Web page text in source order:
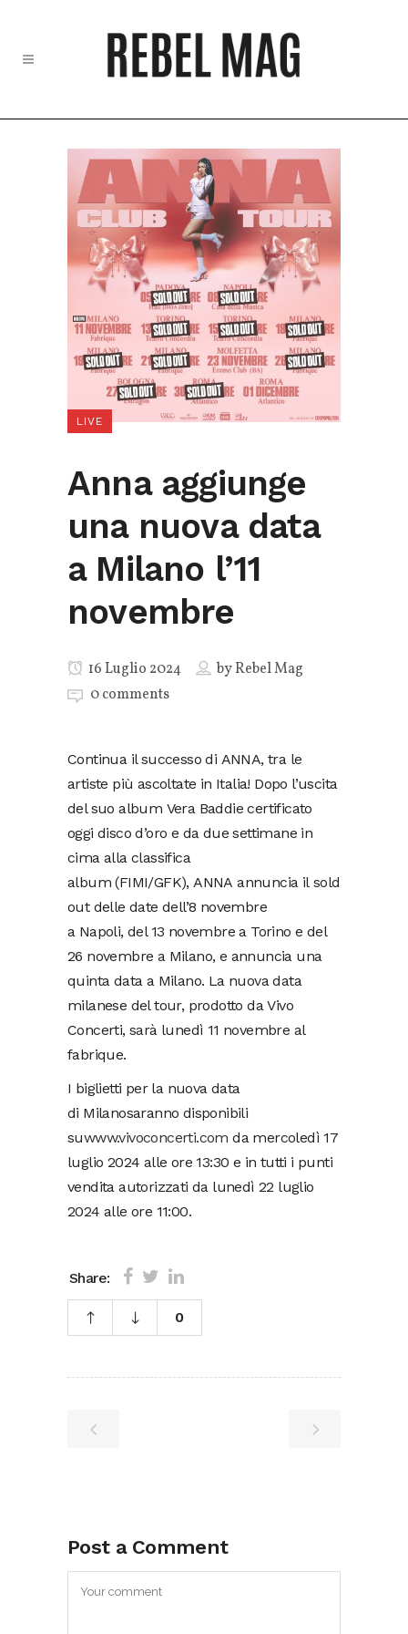
LIVE
Anna aggiunge
una nuova data
a Milano l’11
novembre
16 Luglio 2024 byRebel Mag
0 comments
Continua il successo di ANNA, tra le
artiste più ascoltate in Italia! Dopo l’uscita
del suo album Vera Baddie certificato
oggi disco d’oro e da due settimane in
cima alla classifica
album (FIMI/GFK), ANNA annuncia il sold
out delle date dell’8 novembre
a Napoli, del 13 novembre a Torino e del
26 novembre a Milano, e annuncia una
quinta data a Milano. La nuova data
milanese del tour, prodotto da Vivo
Concerti, sarà lunedì 11 novembre al
fabrique.
I biglietti per la nuova data
di Milanosaranno disponibili
suwww.vivoconcerti.com da mercoledì 17
luglio 2024 alle ore 13:30 e in tutti i punti
vendita autorizzati da lunedì 22 luglio
2024 alle ore 11:00.
Share:
0
Post a Comment